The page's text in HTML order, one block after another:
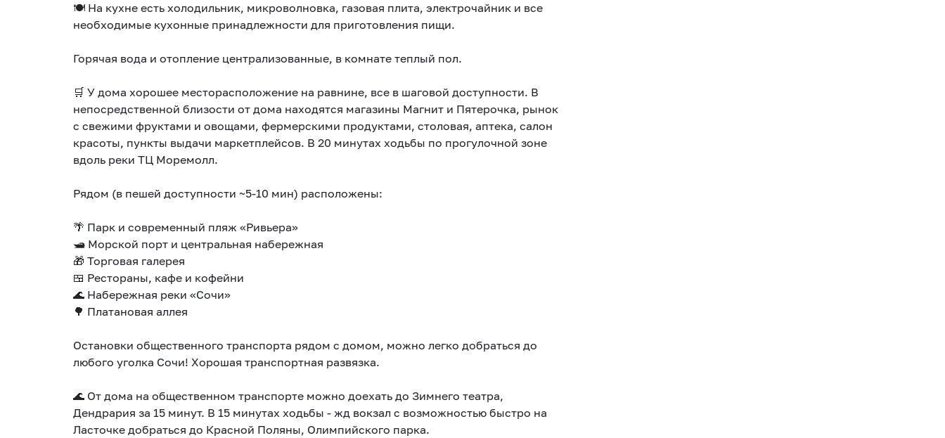
🍽️ На кухне есть холодильник, микроволновка, газовая плита, электрочайник и все
необходимые кухонные принадлежности для приготовления пищи.
Горячая вода и отопление централизованные, в комнате теплый пол.
🛒 У дома хорошее месторасположение на равнине, все в шаговой доступности. В
непосредственной близости от дома находятся магазины Магнит и Пятерочка, рынок
с свежими фруктами и овощами, фермерскими продуктами, столовая, аптека, салон
красоты, пункты выдачи маркетплейсов. В 20 минутах ходьбы по прогулочной зоне
вдоль реки ТЦ Моремолл.
Рядом (в пешей доступности ~5-10 мин) расположены:
🌴 Парк и современный пляж «Ривьера»
🛥 Морской порт и центральная набережная
🎁 Торговая галерея
🍱 Рестораны, кафе и кофейни
🌊 Набережная реки «Сочи»
🌳 Платановая аллея
Остановки общественного транспорта рядом с домом, можно легко добраться до
любого уголка Сочи! Хорошая транспортная развязка.
🌊 От дома на общественном транспорте можно доехать до Зимнего театра,
Дендрария за 15 минут. В 15 минутах ходьбы - жд вокзал с возможностью быстро на
Ласточке добраться до Красной Поляны, Олимпийского парка.